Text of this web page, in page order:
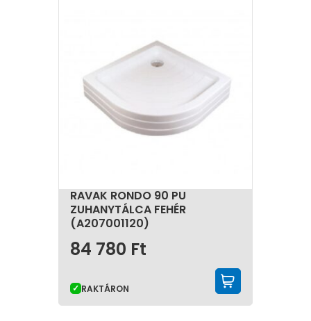
RAVAK RONDO 90 PU
ZUHANYTÁLCA FEHÉR
(A207001120)
84 780 Ft
RAKTÁRON